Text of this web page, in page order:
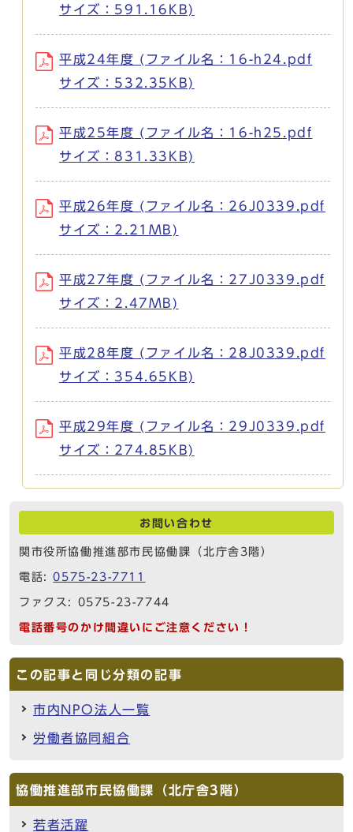
サイズ：591.16KB)
平成24年度 (ファイル名：16-h24.pdf
サイズ：532.35KB)
平成25年度 (ファイル名：16-h25.pdf
サイズ：831.33KB)
平成26年度 (ファイル名：26J0339.pdf
サイズ：2.21MB)
平成27年度 (ファイル名：27J0339.pdf
サイズ：2.47MB)
平成28年度 (ファイル名：28J0339.pdf
サイズ：354.65KB)
平成29年度 (ファイル名：29J0339.pdf
サイズ：274.85KB)
お問い合わせ
関市役所協働推進部市民協働課（北庁舎3階）
電話:0575-23-7711
ファクス: 0575-23-7744
電話番号のかけ間違いにご注意ください！
この記事と同じ分類の記事
市内NPO法人一覧
労働者協同組合
協働推進部市民協働課（北庁舎3階）
若者活躍